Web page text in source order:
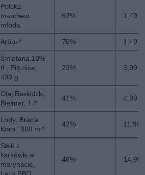
Polska
marchew
młoda
62% 1,49
Arbuz* 70% 1,49
Śmietana 18%
tł., Piątnica,
400 g
23% 3,99
Olej Beskidzki,
Bielmar, 1 l*
41% 4,99
Lody, Bracia
Koral, 900 ml*
42% 11,99
Stek z
karkówki w
marynacie,
48% 14,99